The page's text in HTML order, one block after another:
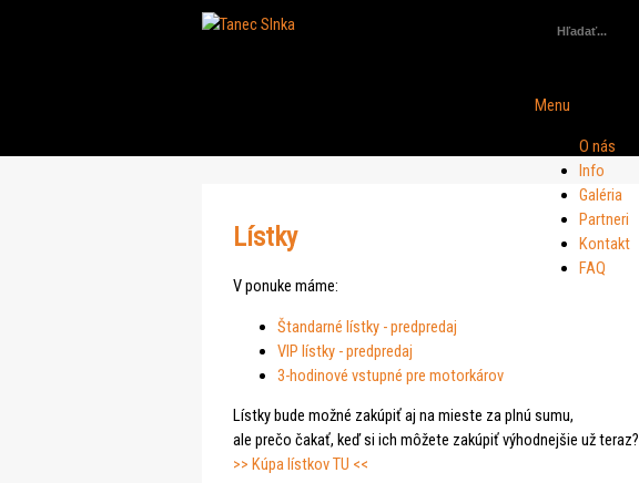
Menu
O nás
Info
Galéria
Partneri
Kontakt
FAQ
Lístky
V ponuke máme:
Štandarné lístky - predpredaj
VIP lístky - predpredaj
3-hodinové vstupné pre motorkárov
Lístky bude možné zakúpiť aj na mieste za plnú sumu,
ale prečo čakať, keď si ich môžete zakúpiť výhodnejšie už teraz?
>> Kúpa lístkov TU <<